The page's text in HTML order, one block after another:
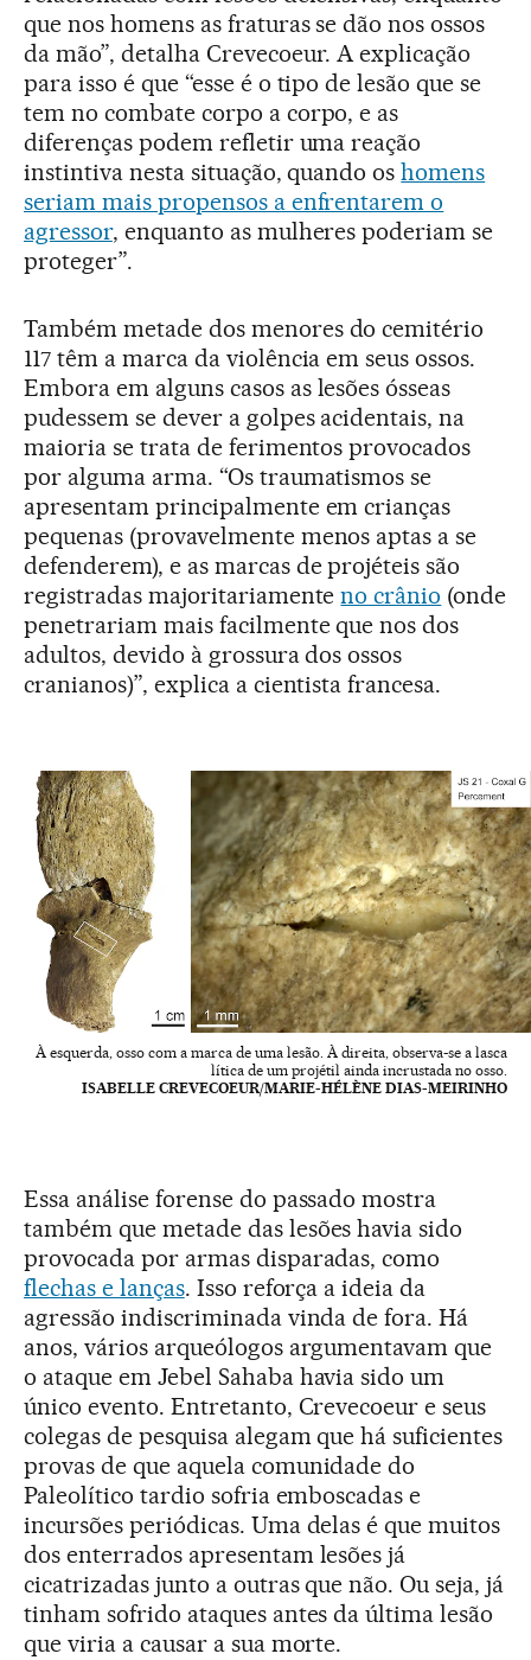
que nos homens as fraturas se dão nos ossos
da mão”, detalha Crevecoeur. A explicação
para isso é que “esse é o tipo de lesão que se
tem no combate corpo a corpo, e as
diferenças podem refletir uma reação
instintiva nesta situação, quando oshomens
seriam mais propensos a enfrentarem o
agressor, enquanto as mulheres poderiam se
proteger”.
Também metade dos menores do cemitério
117 têm a marca da violência em seus ossos.
Embora em alguns casos as lesões ósseas
pudessem se dever a golpes acidentais, na
maioria se trata de ferimentos provocados
por alguma arma. “Os traumatismos se
apresentam principalmente em crianças
pequenas (provavelmente menos aptas a se
defenderem), e as marcas de projéteis são
registradas majoritariamenteno crânio (onde
penetrariam mais facilmente que nos dos
adultos, devido à grossura dos ossos
cranianos)”, explica a cientista francesa.
À esquerda, osso com a marca de uma lesão. À direita, observa-se a lasca
lítica de um projétil ainda incrustada no osso.
ISABELLE CREVECOEUR/MARIE-HÉLÈNE DIAS-MEIRINHO
Essa análise forense do passado mostra
também que metade das lesões havia sido
provocada por armas disparadas, como
flechas e lanças. Isso reforça a ideia da
agressão indiscriminada vinda de fora. Há
anos, vários arqueólogos argumentavam que
o ataque em Jebel Sahaba havia sido um
único evento. Entretanto, Crevecoeur e seus
colegas de pesquisa alegam que há suficientes
provas de que aquela comunidade do
Paleolítico tardio sofria emboscadas e
incursões periódicas. Uma delas é que muitos
dos enterrados apresentam lesões já
cicatrizadas junto a outras que não. Ou seja, já
tinham sofrido ataques antes da última lesão
que viria a causar a sua morte.